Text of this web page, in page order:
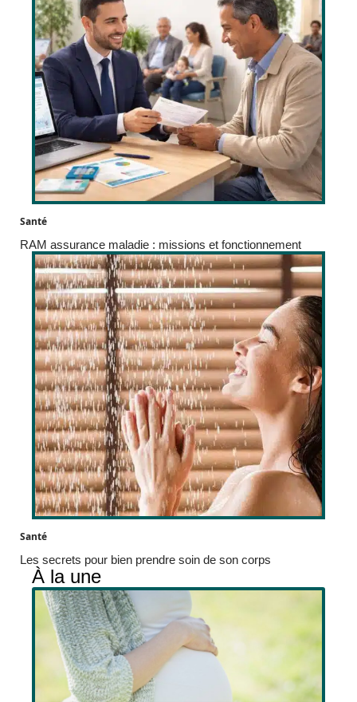
Santé
RAM assurance maladie : missions et fonctionnement
Santé
Les secrets pour bien prendre soin de son corps
À la une